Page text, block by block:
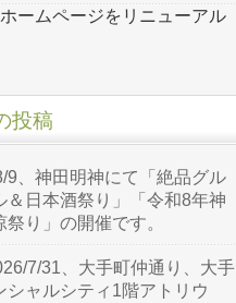
ームページをリニューアル
投稿
9、神田明神にて「絶品グル
＆日本酒祭り」「令和8年神
祭り」の開催です。
7/31、大手町仲通り、大手
シャルシティ1階アトリウ